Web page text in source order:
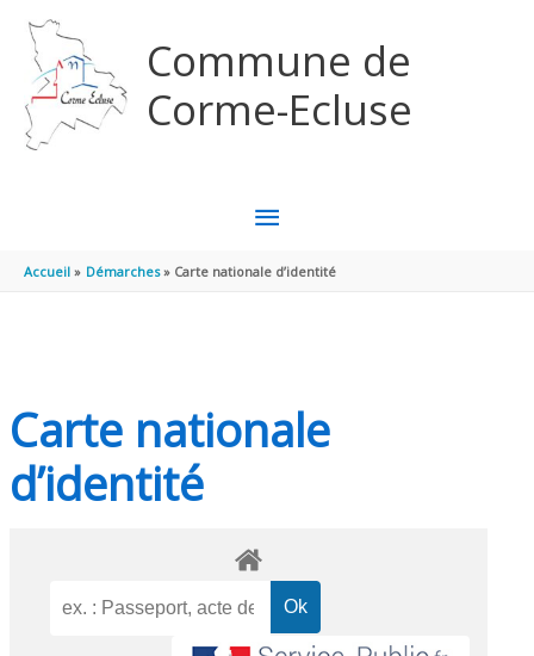
Commune de
Corme-Ecluse
MENU
PRINCIPAL
Accueil Démarches Carte nationale d’identité
Carte nationale
d’identité